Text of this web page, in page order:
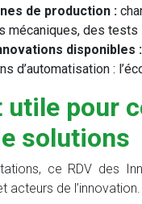
de production :
mécaniques, des
disponibles :
d’automatisation :
utile pour
solutions
ce RDV des
acteurs de l’innovation.